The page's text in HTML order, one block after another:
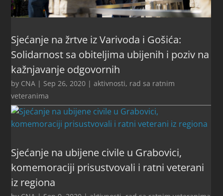
Sjećanje na žrtve iz Varivoda i Gošića:
Solidarnost sa obiteljima ubijenih i poziv na
kažnjavanje odgovornih
by CNA | Sep 26, 2020 |aktivnosti, rad sa ratnim
veteranima
Sjećanje na ubijene civile u Grabovici,
komemoraciji prisustvovali i ratni veterani
iz regiona